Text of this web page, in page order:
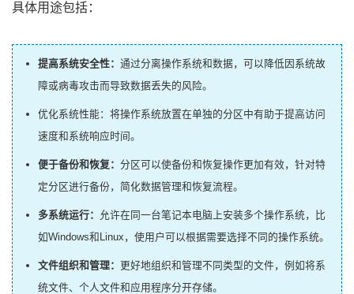
具体用途包括：
提高系统安全性： 通过分离操作系统和数据，可以降低因系统故
障或病毒攻击而导致数据丢失的风险。
优化系统性能：将操作系统放置在单独的分区中有助于提高访问
速度和系统响应时间。
便于备份和恢复 ： 分区可以使备份和恢复操作更加有效，针对特
定分区进行备份，简化数据管理和恢复流程。
多系统运行： 允许在同一台笔记本电脑上安装多个操作系统，比
如Windows和Linux，使用户可以根据需要选择不同的操作系统。
文件组织和管理： 更好地组织和管理不同类型的文件，例如将系
统文件、个人文件和应用程序分开存储。